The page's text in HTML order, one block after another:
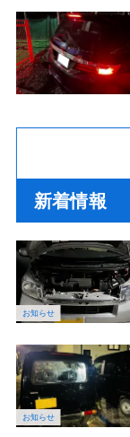
新着情報
お知らせ
お知らせ